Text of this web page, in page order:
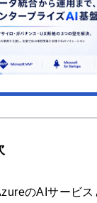
のAIサービス